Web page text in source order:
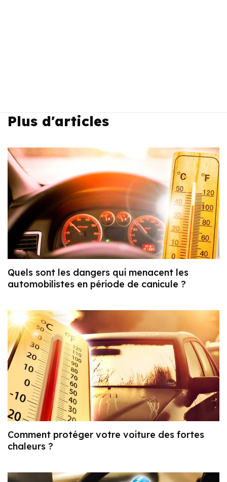
Plus d'articles
Quels sont les dangers qui menacent les
automobilistes en période de canicule ?
Comment protéger votre voiture des fortes
chaleurs ?